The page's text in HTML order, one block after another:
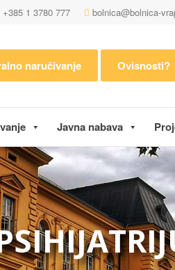
+385 1 3780 777 bolnica@bolnica-
naručivanje Ovisnosti?
Javna nabava